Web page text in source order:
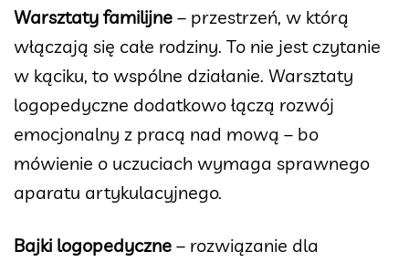
Warsztaty familijne – przestrzeń, w którą
włączają się całe rodziny. To nie jest czytanie
w kąciku, to wspólne działanie. Warsztaty
logopedyczne dodatkowo łączą rozwój
emocjonalny z pracą nad mową – bo
mówienie o uczuciach wymaga sprawnego
aparatu artykulacyjnego.
Bajki logopedyczne – rozwiązanie dla